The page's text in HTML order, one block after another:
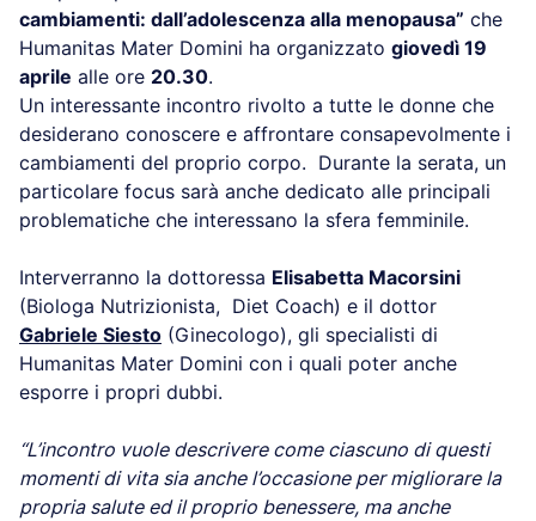
cambiamenti: dall’adolescenza alla menopausa” che
Humanitas Mater Domini ha organizzato giovedì 19
aprile alle ore 20.30.
Un interessante incontro rivolto a tutte le donne che
desiderano conoscere e affrontare consapevolmente i
cambiamenti del proprio corpo. Durante la serata, un
particolare focus sarà anche dedicato alle principali
problematiche che interessano la sfera femminile.
Interverranno la dottoressa Elisabetta Macorsini
(Biologa Nutrizionista, Diet Coach) e il dottor
Gabriele Siesto (Ginecologo), gli specialisti di
Humanitas Mater Domini con i quali poter anche
esporre i propri dubbi.
“L’incontro vuole descrivere come ciascuno di questi
momenti di vita sia anche l’occasione per migliorare la
propria salute ed il proprio benessere, ma anche